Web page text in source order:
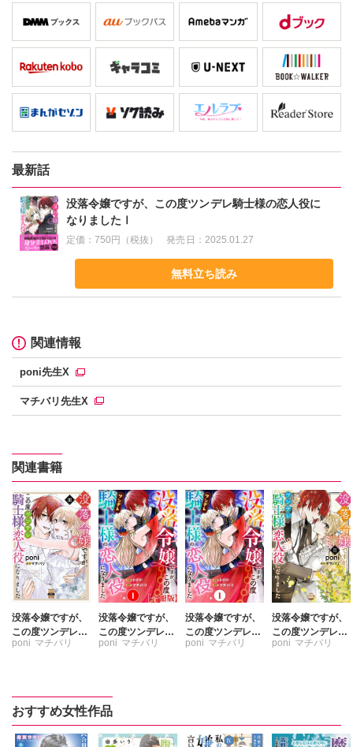
最新話
没落令嬢ですが、この度ツンデレ騎士様の恋人役に
なりましたⅠ
定価：750円（税抜） 発売日： 2025.01.27
無料立ち読み
関連情報
poni先生X
マチバリ先生X
関連書籍
没落令嬢ですが、
この度ツンデレ騎
士様の恋人役にな
poni マチバリ
没落令嬢ですが、
この度ツンデレ騎
士様の恋人役にな
poni マチバリ
没落令嬢ですが、
この度ツンデレ騎
士様の恋人役にな
poni マチバリ
没落令嬢ですが、
この度ツンデレ騎
士様の恋人役にな
poni マチバリ
おすすめ女性作品